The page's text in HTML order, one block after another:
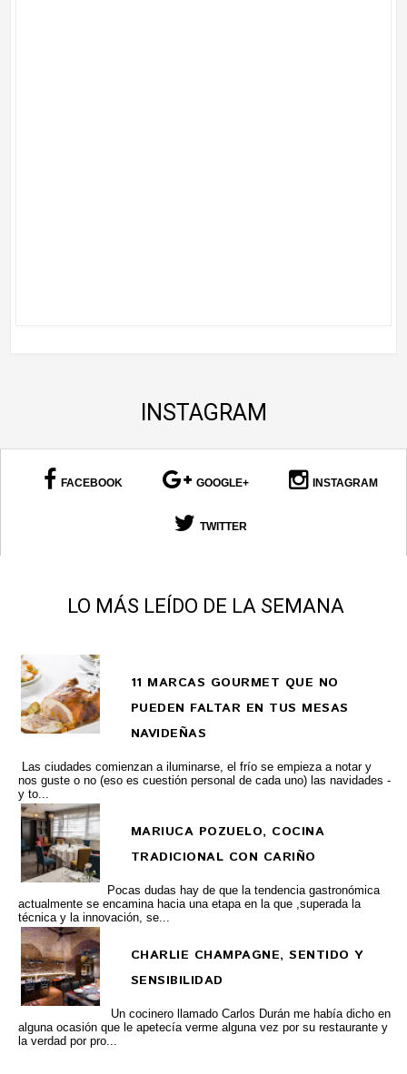
INSTAGRAM
FACEBOOK GOOGLE+ INSTAGRAM
TWITTER
LO MÁS LEÍDO DE LA SEMANA
11 MARCAS GOURMET QUE NO
PUEDEN FALTAR EN TUS MESAS
NAVIDEÑAS
Las ciudades comienzan a iluminarse, el frío se empieza a notar y
nos guste o no (eso es cuestión personal de cada uno) las navidades -
y to...
MARIUCA POZUELO, COCINA
TRADICIONAL CON CARIÑO
Pocas dudas hay de que la tendencia gastronómica
actualmente se encamina hacia una etapa en la que ,superada la
técnica y la innovación, se...
CHARLIE CHAMPAGNE, SENTIDO Y
SENSIBILIDAD
Un cocinero llamado Carlos Durán me había dicho en
alguna ocasión que le apetecía verme alguna vez por su restaurante y
la verdad por pro...